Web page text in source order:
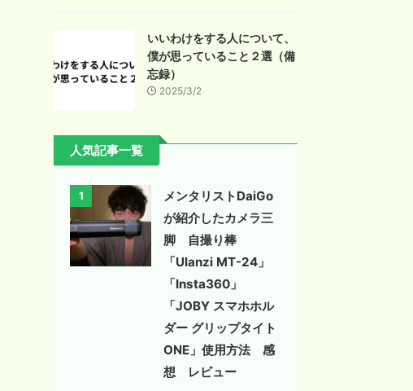
いいわけをする人について、
僕が思っていること２選（備
忘録）
2025/3/2
人気記事一覧
1
メンタリストDaiGo
が紹介したカメラ三
脚 自撮り棒
「Ulanzi MT-24」
「Insta360」
「JOBY スマホホル
ダー グリップタイト
ONE」使用方法 感
想 レビュー